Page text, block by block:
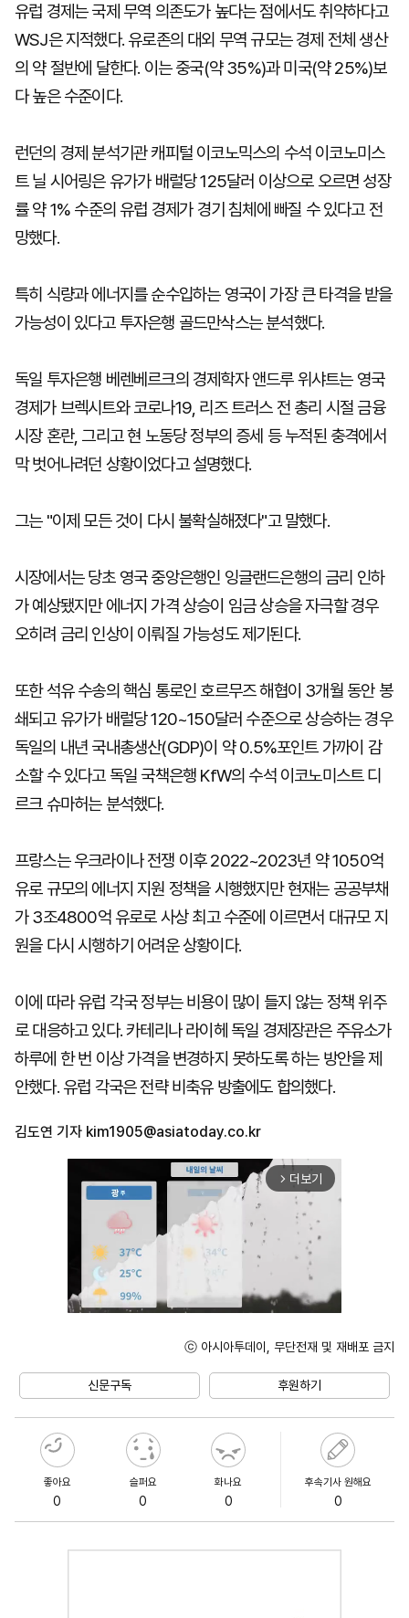
유럽 경제는 국제 무역 의존도가 높다는 점에서도 취약하다고
WSJ은 지적했다. 유로존의 대외 무역 규모는 경제 전체 생산
의 약 절반에 달한다. 이는 중국(약 35%)과 미국(약 25%)보
다 높은 수준이다.
런던의 경제 분석기관 캐피털 이코노믹스의 수석 이코노미스
트 닐 시어링은 유가가 배럴당 125달러 이상으로 오르면 성장
률 약 1% 수준의 유럽 경제가 경기 침체에 빠질 수 있다고 전
망했다.
특히 식량과 에너지를 순수입하는 영국이 가장 큰 타격을 받을
가능성이 있다고 투자은행 골드만삭스는 분석했다.
독일 투자은행 베렌베르크의 경제학자 앤드루 위샤트는 영국
경제가 브렉시트와 코로나19, 리즈 트러스 전 총리 시절 금융
시장 혼란, 그리고 현 노동당 정부의 증세 등 누적된 충격에서
막 벗어나려던 상황이었다고 설명했다.
그는 "이제 모든 것이 다시 불확실해졌다"고 말했다.
시장에서는 당초 영국 중앙은행인 잉글랜드은행의 금리 인하
가 예상됐지만 에너지 가격 상승이 임금 상승을 자극할 경우
오히려 금리 인상이 이뤄질 가능성도 제기된다.
또한 석유 수송의 핵심 통로인 호르무즈 해협이 3개월 동안 봉
쇄되고 유가가 배럴당 120~150달러 수준으로 상승하는 경우
독일의 내년 국내총생산(GDP)이 약 0.5%포인트 가까이 감
소할 수 있다고 독일 국책은행 KfW의 수석 이코노미스트 디
르크 슈마허는 분석했다.
프랑스는 우크라이나 전쟁 이후 2022~2023년 약 1050억
유로 규모의 에너지 지원 정책을 시행했지만 현재는 공공부채
가 3조4800억 유로로 사상 최고 수준에 이르면서 대규모 지
원을 다시 시행하기 어려운 상황이다.
이에 따라 유럽 각국 정부는 비용이 많이 들지 않는 정책 위주
로 대응하고 있다. 카테리나 라이헤 독일 경제장관은 주유소가
하루에 한 번 이상 가격을 변경하지 못하도록 하는 방안을 제
안했다. 유럽 각국은 전략 비축유 방출에도 합의했다.
김도연 기자 kim1905@asiatoday.co.kr
arrow_forward_ios 더보기
ⓒ 아시아투데이, 무단전재 및 재배포 금지
신문구독 후원하기
좋아요
0
슬퍼요
0
화나요
0
후속기사 원해요
0